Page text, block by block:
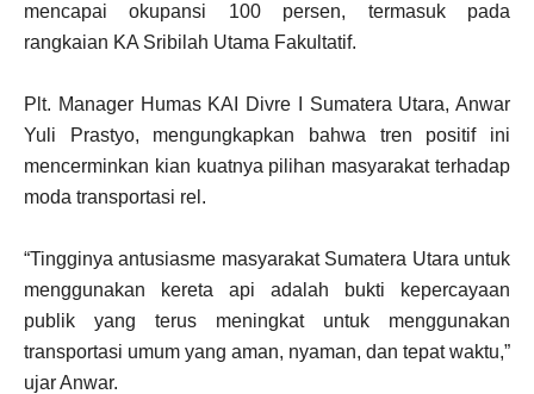
mencapai okupansi 100 persen, termasuk pada
rangkaian KA Sribilah Utama Fakultatif.
Plt. Manager Humas KAI Divre I Sumatera Utara, Anwar
Yuli Prastyo, mengungkapkan bahwa tren positif ini
mencerminkan kian kuatnya pilihan masyarakat terhadap
moda transportasi rel.
“Tingginya antusiasme masyarakat Sumatera Utara untuk
menggunakan kereta api adalah bukti kepercayaan
publik yang terus meningkat untuk menggunakan
transportasi umum yang aman, nyaman, dan tepat waktu,”
ujar Anwar.